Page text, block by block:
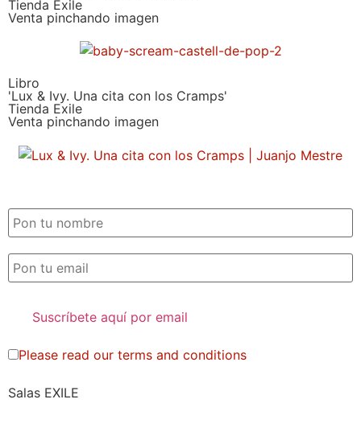
Tienda Exile
Venta pinchando imagen
Libro
'Lux & Ivy. Una cita con los Cramps'
Tienda Exile
Venta pinchando imagen
Please read our terms and conditions
Salas EXILE